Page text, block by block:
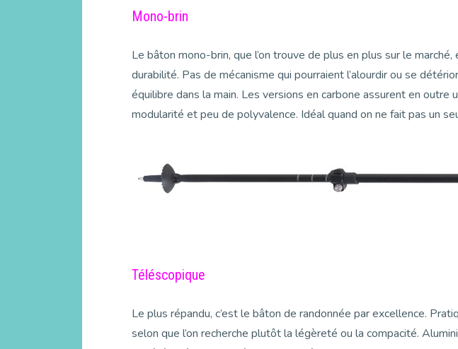
Mono-brin
Le bâton mono-brin, que l’on trouve de plus en plus sur le
durabilité. Pas de mécanisme qui pourraient l’alourdir ou se
équilibre dans la main. Les versions en carbone assurent en outre
modularité et peu de polyvalence. Idéal quand on ne fait pas un
Téléscopique
Le plus répandu, c’est le bâton de randonnée par excellence.
selon que l’on recherche plutôt la légèreté ou la compacité.